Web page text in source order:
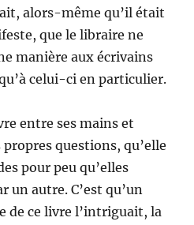
alors-même qu’il était
que le libraire ne
manière aux écrivains
celui-ci en particulier.
entre ses mains et
questions, qu’elle
pour peu qu’elles
un autre. C’est qu’un
de ce livre l’intriguait, la